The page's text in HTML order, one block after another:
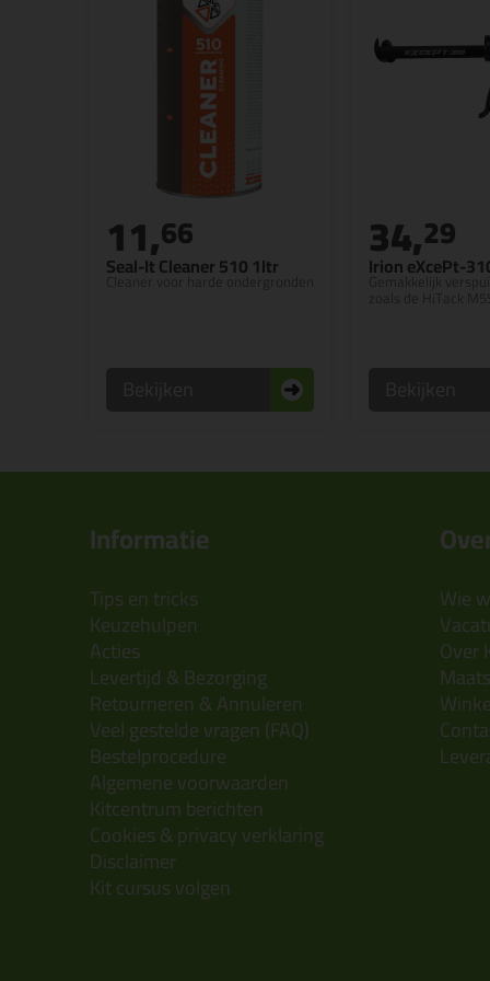
Seal-It Cleaner 510 1ltr
Cleaner voor harde ondergronden
11,66
Irion eXcePt-
Gemakkelijk
34,29
Informatie
Tips en tricks
Keuzehulpen
Acties
Levertijd & Bezorging
Retourneren & Annuleren
Veel gestelde vragen (FAQ)
Bestelprocedure
Algemene voorwaarden
Kitcentrum berichten
Cookies & privacy verklaring
Disclaimer
Kit cursus volgen
Wie
Over